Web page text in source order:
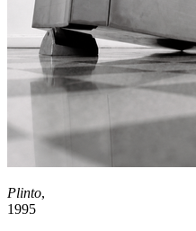
Plinto,
1995